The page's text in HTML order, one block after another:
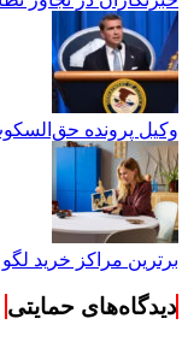
وکیل پرونده
برترین مراکز خرید لگو
دیدگاه‌های حمایتی